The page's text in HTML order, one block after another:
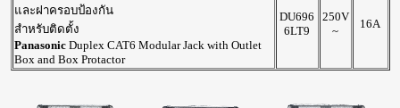
และฝาครอบป้องกัน
สำหรับติดตั้ง
PanasonicDuplex CAT6 Modular Jack with Outlet
Box and Box Protactor
DU696
6LT9
250V
~
16A